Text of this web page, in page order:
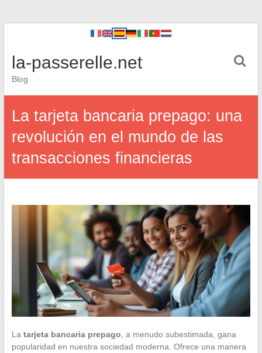
la-passerelle.net
Blog
La tarjeta bancaria prepago: una
revolución en el mundo de las
transacciones financieras
La tarjeta bancaria prepago , a menudo subestimada, gana
popularidad en nuestra sociedad moderna. Ofrece una manera